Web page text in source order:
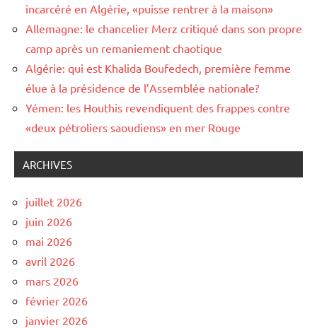
incarcéré en Algérie, «puisse rentrer à la maison»
Allemagne: le chancelier Merz critiqué dans son propre
camp après un remaniement chaotique
Algérie: qui est Khalida Boufedech, première femme
élue à la présidence de l’Assemblée nationale?
Yémen: les Houthis revendiquent des frappes contre
«deux pétroliers saoudiens» en mer Rouge
ARCHIVES
juillet 2026
juin 2026
mai 2026
avril 2026
mars 2026
février 2026
janvier 2026